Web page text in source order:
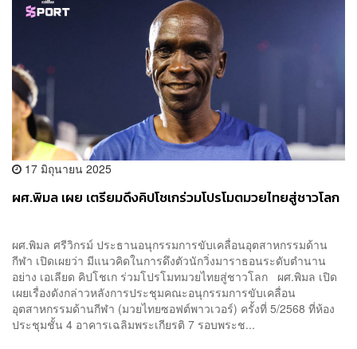
17 มิถุนายน 2025
ผศ.พิมล เผย เตรียมดึงคิปโชเกร่วมโปรโมตมวยไทยสู่ชาวโลก
ผศ.พิมล ศรีวิกรม์ ประธานอนุกรรมการขับเคลื่อนอุตสาหกรรมด้าน
กีฬา เปิดเผยว่า มีแนวคิดในการดึงตัวนักวิ่งมาราธอนระดับตำนาน
อย่าง เอเลียด คิปโชเก ร่วมโปรโมทมวยไทยสู่ชาวโลก ผศ.พิมล เปิด
เผยเรื่องดังกล่าวหลังการประชุมคณะอนุกรรมการขับเคลื่อน
อุตสาหกรรมด้านกีฬา (มวยไทยซอฟต์พาวเวอร์) ครั้งที่ 5/2568 ที่ห้อง
ประชุมชั้น 4 อาคารเฉลิมพระเกียรติ 7 รอบพระช...